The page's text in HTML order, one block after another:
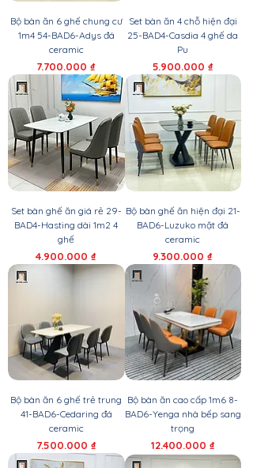
Bộ bàn ăn 6 ghế chung cư
1m4 54-BAD6-Adys đá
ceramic
Giá
7.700.000 ₫
Set bàn ăn 4 chỗ hiện đại
25-BAD4-Casdia 4 ghế da
Pu
Giá
5.900.000 ₫
Set bàn ghế ăn giá rẻ 29-
BAD4-Hasting dài 1m2 4
ghế
Giá
4.900.000 ₫
Bộ bàn ghế ăn hiện đại 21-
BAD6-Luzuko mặt đá
ceramic
Giá
9.300.000 ₫
Bộ bàn ăn 6 ghế trẻ trung
41-BAD6-Cedaring đá
ceramic
Giá
7.500.000 ₫
Bộ bàn ăn cao cấp 1m6 8-
BAD6-Yenga nhà bếp sang
trọng
Giá
12.400.000 ₫